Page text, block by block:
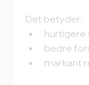
Det betyder:
hurtigere
bedre
markant